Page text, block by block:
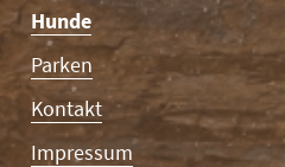
Hunde
Parken
Kontakt
Impressum